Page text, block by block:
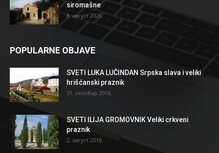
siromašne
8. август 2026.
POPULARNE OBJAVE
SVETI LUKA LUČINDAN Srpska slava i veliki
hrišćanski praznik
31. октобар 2018.
SVETI ILIJA GROMOVNIK Veliki crkveni
praznik
2. август 2018.